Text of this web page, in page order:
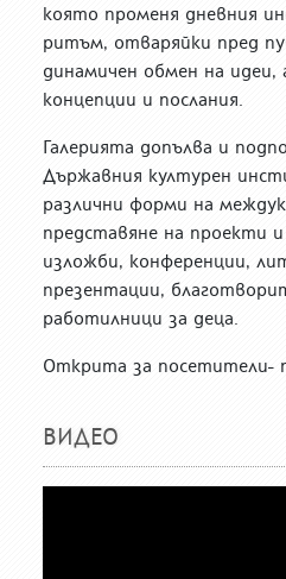
която променя дневния
ритъм, отваряйки пред
динамичен обмен на
концепции и послания.
Галерията допълва и
Държавния културен
различни форми на
представяне на проекти
изложби, конференции,
презентации,
работилници за деца.
Открита за посетители-
ВИДЕО